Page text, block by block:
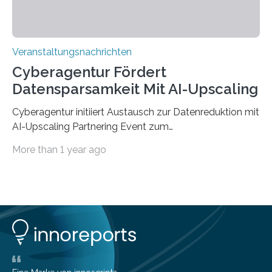
Veranstaltungsnachrichten
Cyberagentur Fördert
Datensparsamkeit Mit AI-Upscaling
Cyberagentur initiiert Austausch zur Datenreduktion mit
AI-Upscaling Partnering Event zum
innovative DatenverarbeitungDie Agentur für
Entwicklung von Technologien zur gezielten
Datenreduktion und Rekonstruktion in schwierigen
Kommunikationsumgebungen. Das Event dient der
Vernetzung potenzieller Forschungspartner und der
More than 1 year ago